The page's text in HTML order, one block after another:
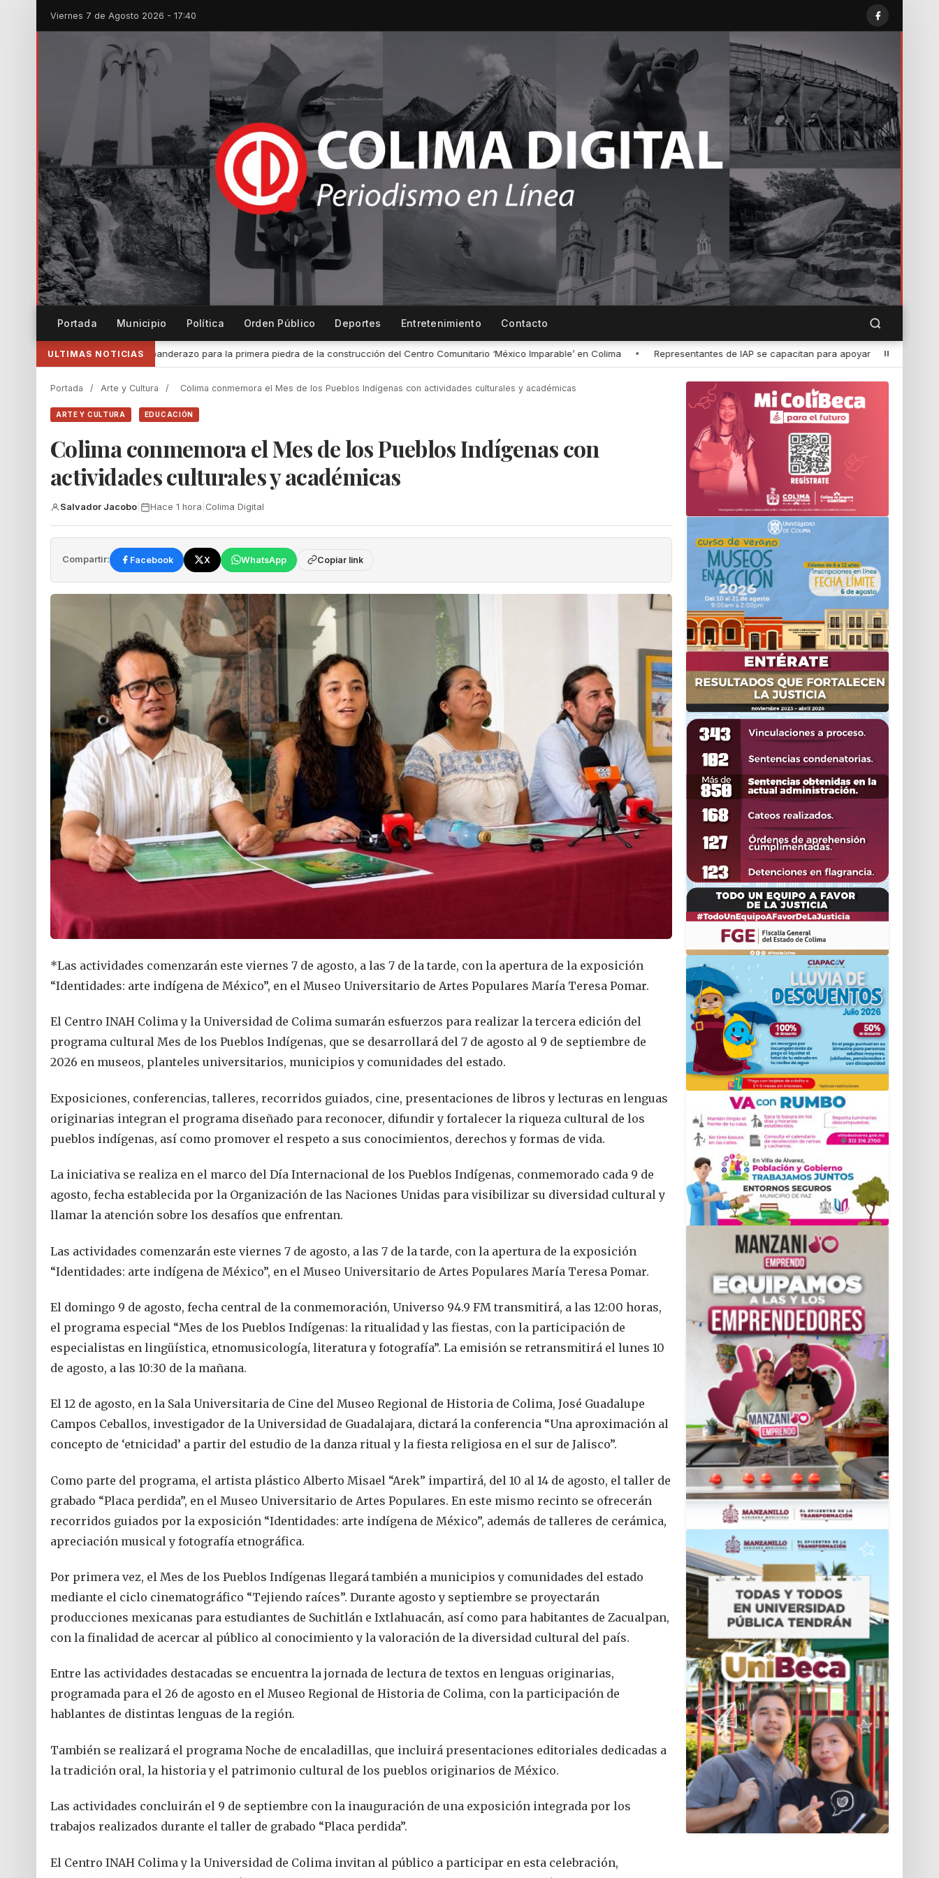
Viernes 7 de Agosto 2026 - 17:40
Portada Municipio Política Orden Público Deportes Entretenimiento Contacto
ULTIMAS NOTICIAS
para la primera piedra de la construcción del Centro Comunitario ‘México Imparable’ en Colima • Representantes de IAP se capacitan para apoyar de mejor manera a población vulnerable del estado de
Portada / Arte y Cultura / Colima conmemora el Mes de los Pueblos Indígenas con actividades culturales y académicas
ARTE Y CULTURA EDUCACIÓN
Colima conmemora el Mes de los Pueblos Indígenas con
actividades culturales y académicas
Salvador Jacobo Hace 1 hora Colima Digital
Compartir: Facebook X WhatsApp Copiar link
*Las actividades comenzarán este viernes 7 de agosto, a las 7 de la tarde, con la apertura de la exposición
“Identidades: arte indígena de México”, en el Museo Universitario de Artes Populares María Teresa Pomar.
El Centro INAH Colima y la Universidad de Colima sumarán esfuerzos para realizar la tercera edición del
programa cultural Mes de los Pueblos Indígenas, que se desarrollará del 7 de agosto al 9 de septiembre de
2026 en museos, planteles universitarios, municipios y comunidades del estado.
Exposiciones, conferencias, talleres, recorridos guiados, cine, presentaciones de libros y lecturas en lenguas
originarias integran el programa diseñado para reconocer, difundir y fortalecer la riqueza cultural de los
pueblos indígenas, así como promover el respeto a sus conocimientos, derechos y formas de vida.
La iniciativa se realiza en el marco del Día Internacional de los Pueblos Indígenas, conmemorado cada 9 de
agosto, fecha establecida por la Organización de las Naciones Unidas para visibilizar su diversidad cultural y
llamar la atención sobre los desafíos que enfrentan.
Las actividades comenzarán este viernes 7 de agosto, a las 7 de la tarde, con la apertura de la exposición
“Identidades: arte indígena de México”, en el Museo Universitario de Artes Populares María Teresa Pomar.
El domingo 9 de agosto, fecha central de la conmemoración, Universo 94.9 FM transmitirá, a las 12:00 horas,
el programa especial “Mes de los Pueblos Indígenas: la ritualidad y las fiestas, con la participación de
especialistas en lingüística, etnomusicología, literatura y fotografía”. La emisión se retransmitirá el lunes 10
de agosto, a las 10:30 de la mañana.
El 12 de agosto, en la Sala Universitaria de Cine del Museo Regional de Historia de Colima, José Guadalupe
Campos Ceballos, investigador de la Universidad de Guadalajara, dictará la conferencia “Una aproximación al
concepto de ‘etnicidad’ a partir del estudio de la danza ritual y la fiesta religiosa en el sur de Jalisco”.
Como parte del programa, el artista plástico Alberto Misael “Arek” impartirá, del 10 al 14 de agosto, el taller de
grabado “Placa perdida”, en el Museo Universitario de Artes Populares. En este mismo recinto se ofrecerán
recorridos guiados por la exposición “Identidades: arte indígena de México”, además de talleres de cerámica,
apreciación musical y fotografía etnográfica.
Por primera vez, el Mes de los Pueblos Indígenas llegará también a municipios y comunidades del estado
mediante el ciclo cinematográfico “Tejiendo raíces”. Durante agosto y septiembre se proyectarán
producciones mexicanas para estudiantes de Suchitlán e Ixtlahuacán, así como para habitantes de Zacualpan,
con la finalidad de acercar al público al conocimiento y la valoración de la diversidad cultural del país.
Entre las actividades destacadas se encuentra la jornada de lectura de textos en lenguas originarias,
programada para el 26 de agosto en el Museo Regional de Historia de Colima, con la participación de
hablantes de distintas lenguas de la región.
También se realizará el programa Noche de encaladillas, que incluirá presentaciones editoriales dedicadas a
la tradición oral, la historia y el patrimonio cultural de los pueblos originarios de México.
Las actividades concluirán el 9 de septiembre con la inauguración de una exposición integrada por los
trabajos realizados durante el taller de grabado “Placa perdida”.
El Centro INAH Colima y la Universidad de Colima invitan al público a participar en esta celebración,